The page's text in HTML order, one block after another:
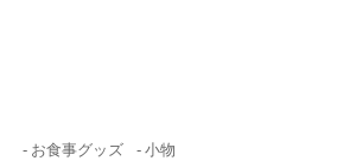
お食事グッズ
小物